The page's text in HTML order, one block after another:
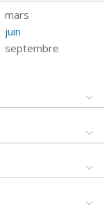
mars
juin
septembre